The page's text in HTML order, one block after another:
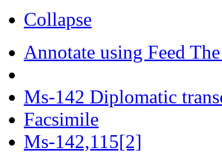
Collapse
Annotate using Feed
Ms-142 Diplomatic
Facsimile
Ms-142,115[2]